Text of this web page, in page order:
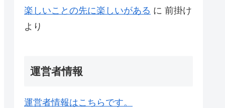
楽しいことの先に楽しいがある に 前掛け
より
運営者情報
運営者情報はこちらです。